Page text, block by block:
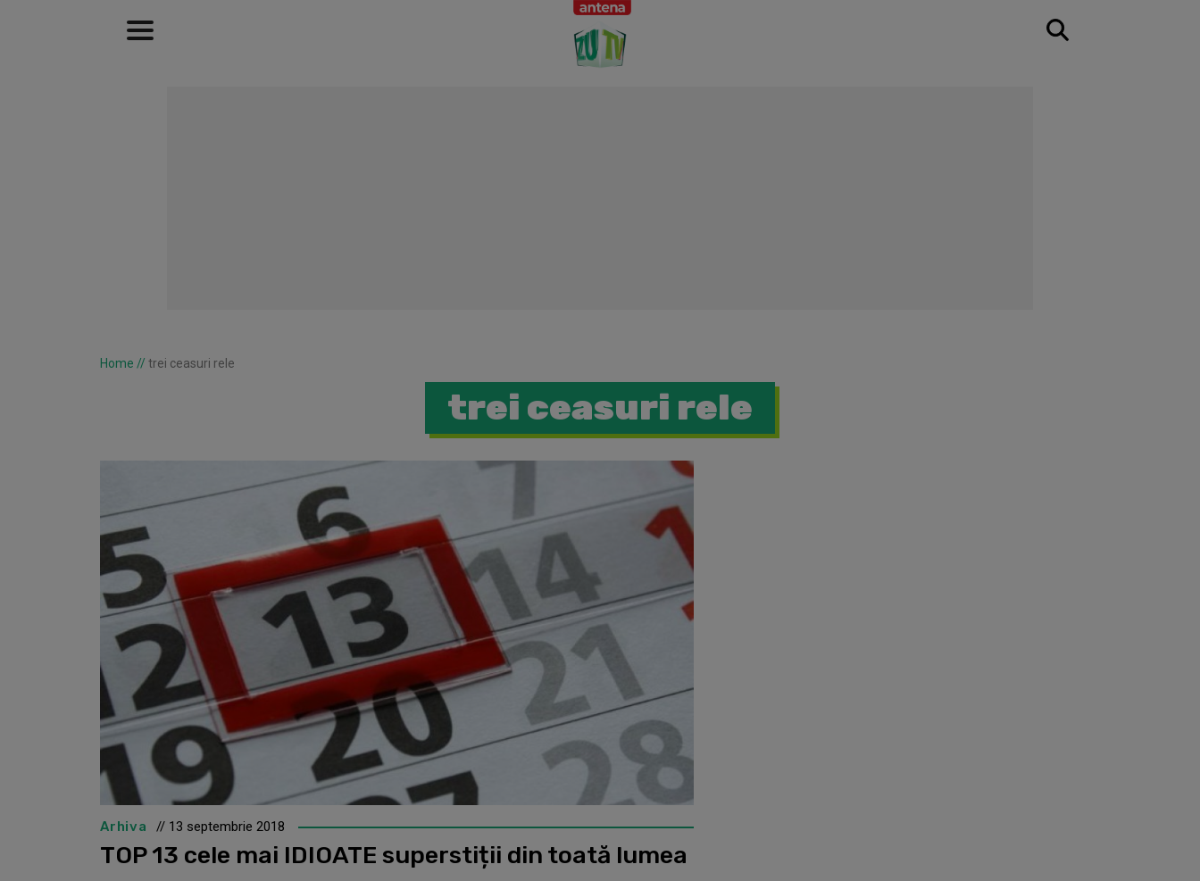
Home // trei ceasuri rele
trei ceasuri rele
Arhiva // 13 septembrie 2018
TOP 13 cele mai IDIOATE superstiții din toată lumea